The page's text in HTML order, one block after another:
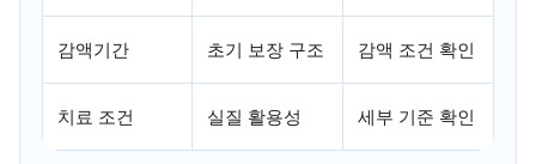
감액기간 초기 보장 구조 감액 조건 확인
치료 조건 실질 활용성 세부 기준 확인